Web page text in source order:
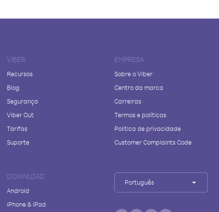
VIBER
Recursos
Blog
Segurança
Viber Out
Tarifas
Suporte
EMPRESA
Sobre o Viber
Centro da marca
Carreiras
Termos e políticas
Política de privacidade
Customer Complaints Code
DOWNLOAD
Android
iPhone & iPad
Português